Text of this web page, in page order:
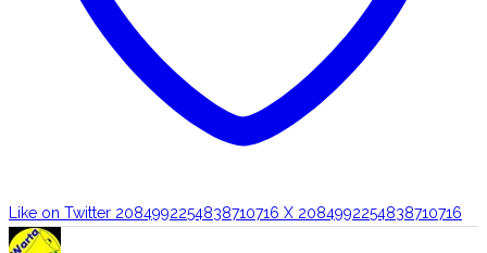
Like on Twitter 2084992254838710716 X 2084992254838710716